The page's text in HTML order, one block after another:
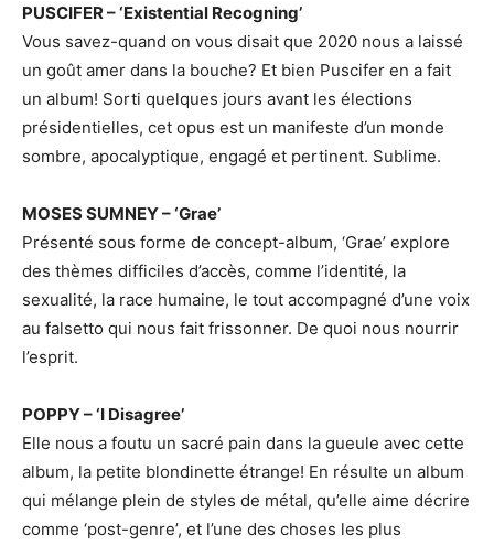
PUSCIFER – ‘Existential Recogning’
Vous savez-quand on vous disait que 2020 nous a laissé
un goût amer dans la bouche? Et bien Puscifer en a fait
un album! Sorti quelques jours avant les élections
présidentielles, cet opus est un manifeste d’un monde
sombre, apocalyptique, engagé et pertinent. Sublime.
MOSES SUMNEY – ‘Grae’
Présenté sous forme de concept-album, ‘Grae’ explore
des thèmes difficiles d’accès, comme l’identité, la
sexualité, la race humaine, le tout accompagné d’une voix
au falsetto qui nous fait frissonner. De quoi nous nourrir
l’esprit.
POPPY – ‘I Disagree’
Elle nous a foutu un sacré pain dans la gueule avec cette
album, la petite blondinette étrange! En résulte un album
qui mélange plein de styles de métal, qu’elle aime décrire
comme ‘post-genre’, et l’une des choses les plus